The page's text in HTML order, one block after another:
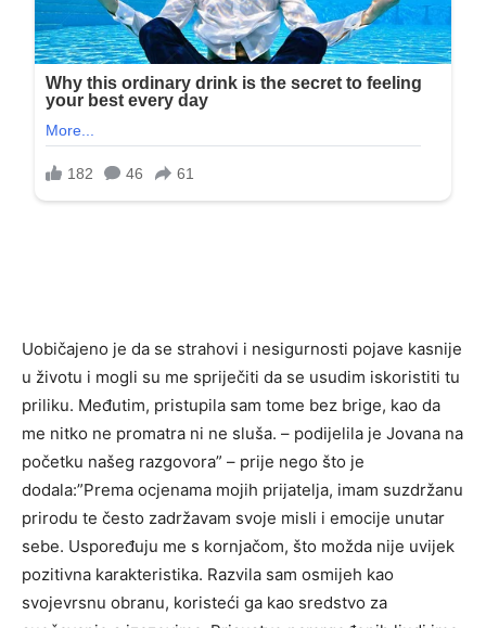
Uobičajeno je da se strahovi i nesigurnosti pojave kasnije
u životu i mogli su me spriječiti da se usudim iskoristiti tu
priliku. Međutim, pristupila sam tome bez brige, kao da
me nitko ne promatra ni ne sluša. – podijelila je Jovana na
početku našeg razgovora” – prije nego što je
dodala:”Prema ocjenama mojih prijatelja, imam suzdržanu
prirodu te često zadržavam svoje misli i emocije unutar
sebe. Uspoređuju me s kornjačom, što možda nije uvijek
pozitivna karakteristika. Razvila sam osmijeh kao
svojevrsnu obranu, koristeći ga kao sredstvo za